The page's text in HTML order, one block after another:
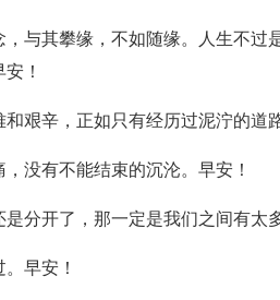
与其攀缘，不如随缘。人生不过
！
艰辛，正如只有经历过泥泞的道
没有不能结束的沉沦。早安！
分开了，那一定是我们之间有太
早安！